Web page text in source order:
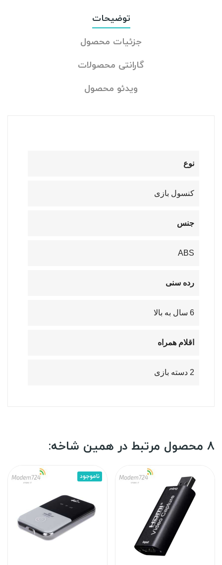
توضیحات
جزئیات محصول
گارانتی محصولات
ویدئو محصول
نوع
کنسول بازی
جنس
ABS
رده سنی
6 سال به بالا
اقلام همراه
2 دسته بازی
8 محصول مرتبط در همین شاخه:
ناموجود